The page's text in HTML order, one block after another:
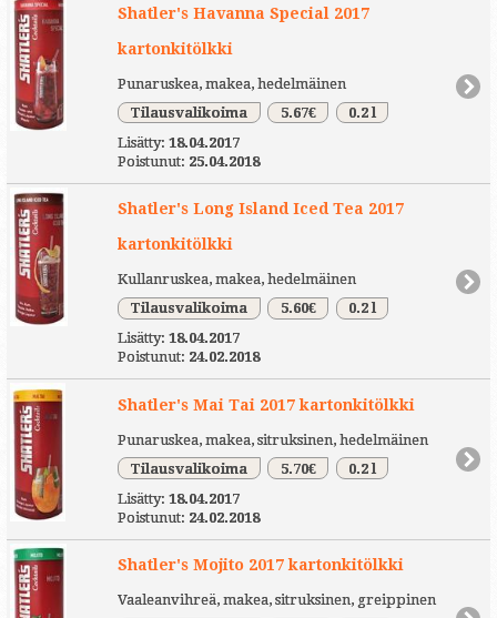
Shatler's Havanna Special 2017
kartonkitölkki
Punaruskea, makea, hedelmäinen
Tilausvalikoima
5.67€
0.2 l
Lisätty: 18.04.2017
Poistunut: 25.04.2018
Shatler's Long Island Iced Tea 2017
kartonkitölkki
Kullanruskea, makea, hedelmäinen
Tilausvalikoima
5.60€
0.2 l
Lisätty: 18.04.2017
Poistunut: 24.02.2018
Shatler's Mai Tai 2017 kartonkitölkki
Punaruskea, makea, sitruksinen, hedelmäinen
Tilausvalikoima
5.70€
0.2 l
Lisätty: 18.04.2017
Poistunut: 24.02.2018
Shatler's Mojito 2017 kartonkitölkki
Vaaleanvihreä, makea, sitruksinen, greippinen